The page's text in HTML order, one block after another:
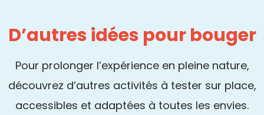
D’autres idées pour bouger
Pour prolonger l’expérience en pleine nature,
découvrez d’autres activités à tester sur place,
accessibles et adaptées à toutes les envies.